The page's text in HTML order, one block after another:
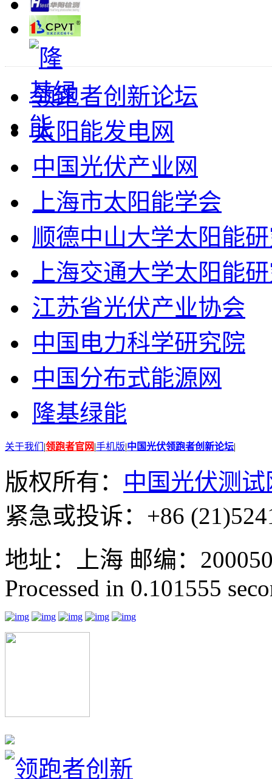
领跑者创新论坛
太阳能发电网
中国光伏产业网
上海市太阳能学会
顺德中山大学太阳能
上海交通大学太阳能
江苏省光伏产业协会
中国电力科学研究院
中国分布式能源网
隆基绿能
关于我们 |领跑者官网|手机版|中国光伏领跑者创新论坛|
版权所有： 中国光伏测试
紧急或投诉：+86
地址：上海 邮编：
Processed in 0.101555